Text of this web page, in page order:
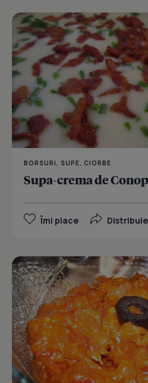
BORSURI, SUPE, CIORBE
Supa-crema de
Îmi place Distribuie